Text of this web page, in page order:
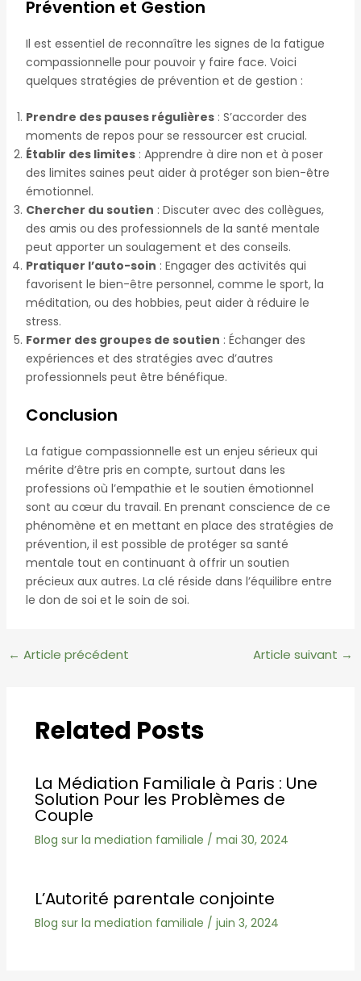
Prévention et Gestion
Il est essentiel de reconnaître les signes de la fatigue
compassionnelle pour pouvoir y faire face. Voici
quelques stratégies de prévention et de gestion :
Prendre des pauses régulières: S’accorder des
moments de repos pour se ressourcer est crucial.
Établir des limites: Apprendre à dire non et à poser
des limites saines peut aider à protéger son bien-être
émotionnel.
Chercher du soutien : Discuter avec des collègues,
des amis ou des professionnels de la santé mentale
peut apporter un soulagement et des conseils.
Pratiquer l’auto-soin : Engager des activités qui
favorisent le bien-être personnel, comme le sport, la
méditation, ou des hobbies, peut aider à réduire le
stress.
Former des groupes de soutien : Échanger des
expériences et des stratégies avec d’autres
professionnels peut être bénéfique.
Conclusion
La fatigue compassionnelle est un enjeu sérieux qui
mérite d’être pris en compte, surtout dans les
professions où l’empathie et le soutien émotionnel
sont au cœur du travail. En prenant conscience de ce
phénomène et en mettant en place des stratégies de
prévention, il est possible de protéger sa santé
mentale tout en continuant à offrir un soutien
précieux aux autres. La clé réside dans l’équilibre entre
le don de soi et le soin de soi.
Navigation
← Article précédent Article suivant →
Related Posts
La Médiation Familiale à Paris : Une
Solution Pour les Problèmes de
Couple
Blog sur la mediation familiale / mai 30, 2024
L’Autorité parentale conjointe
Blog sur la mediation familiale / juin 3, 2024